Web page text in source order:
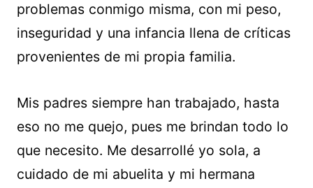
problemas conmigo misma, con mi peso,
inseguridad y una infancia llena de críticas
provenientes de mi propia familia.
Mis padres siempre han trabajado, hasta
eso no me quejo, pues me brindan todo lo
que necesito. Me desarrollé yo sola, a
cuidado de mi abuelita y mi hermana